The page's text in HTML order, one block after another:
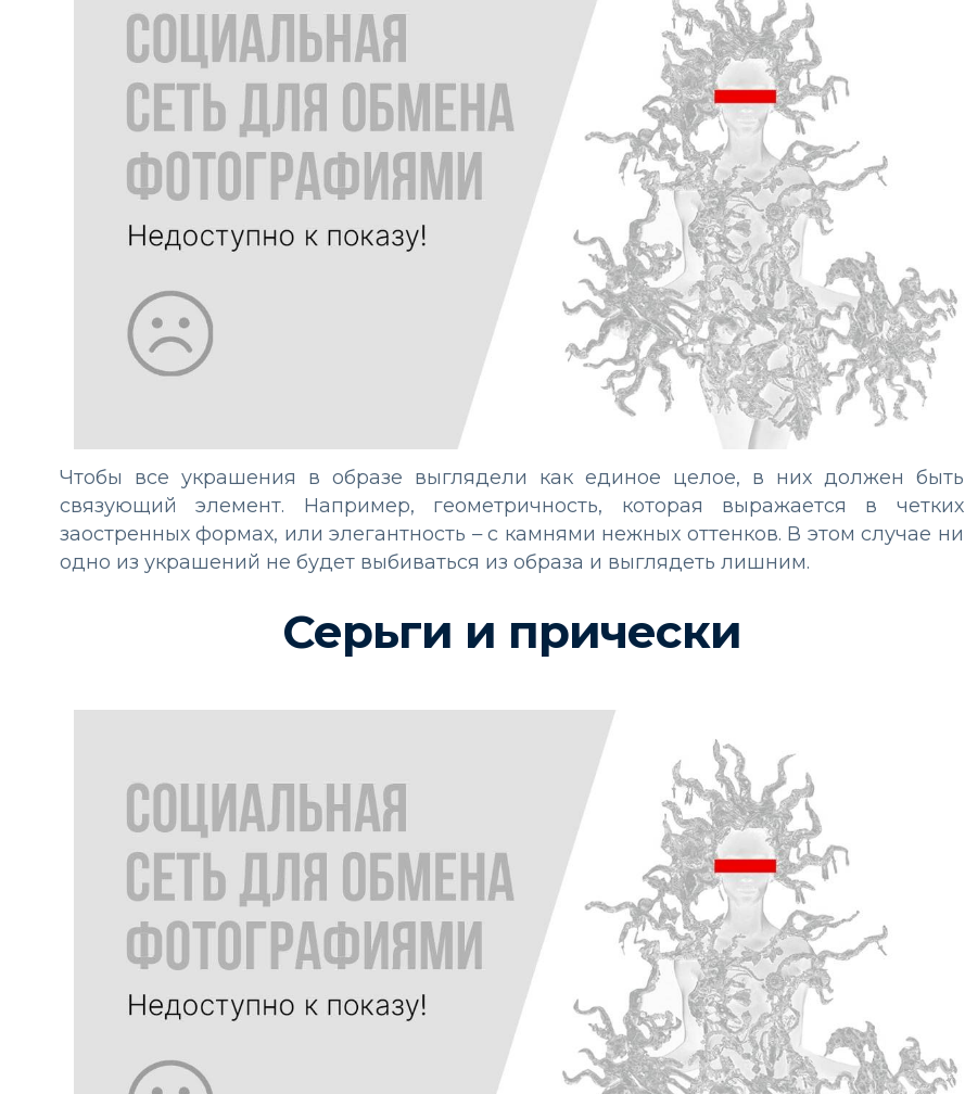
Чтобы все украшения в образе выглядели как единое целое, в них должен быть
связующий элемент. Например, геометричность, которая выражается в четких
заостренных формах, или элегантность –с камнями нежных оттенков. В этом случае ни
одно из украшений не будет выбиваться из образа и выглядеть лишним.
Серьги и прически